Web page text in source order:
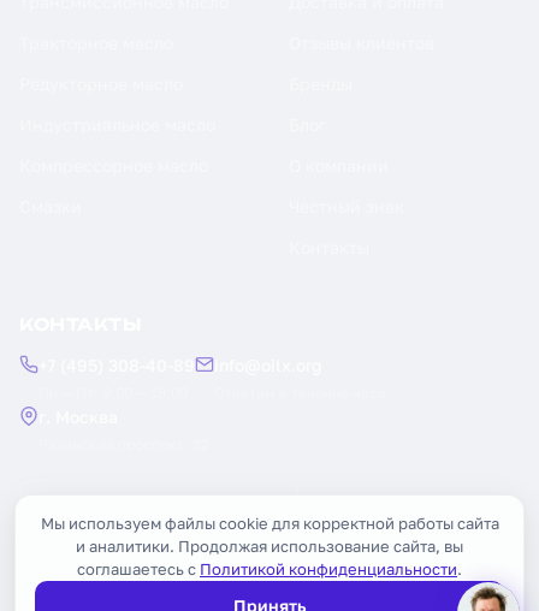
Мы используем файлы cookie для корректной работы сайта
и аналитики. Продолжая использование сайта, вы
соглашаетесь с Политикой конфиденциальности.
Принять